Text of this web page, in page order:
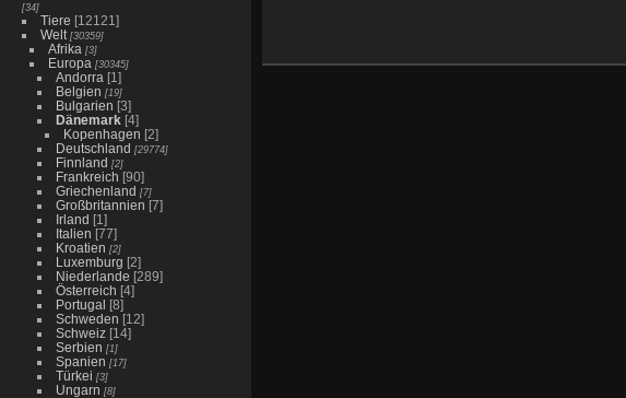
[34]
Tiere [12121]
Welt [30359]
Afrika [3]
Europa [30345]
Andorra [1]
Belgien [19]
Bulgarien [3]
Dänemark [4]
Kopenhagen [2]
Deutschland [29774]
Finnland [2]
Frankreich [90]
Griechenland [7]
Großbritannien [7]
Irland [1]
Italien [77]
Kroatien [2]
Luxemburg [2]
Niederlande [289]
Österreich [4]
Portugal [8]
Schweden [12]
Schweiz [14]
Serbien [1]
Spanien [17]
Türkei [3]
Ungarn [8]